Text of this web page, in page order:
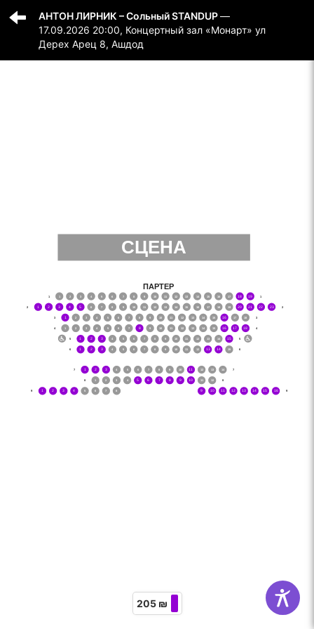
АНТОН ЛИРНИК – Сольный STANDUP—
17.09.2026 20:00, Концертный зал «Монарт» ул
Дерех Арец 8, Ашдод
ПАРТЕР
СЦЕНА
‌1 1 2 3 4 5 6 7 8 9 10 11 12 13 14 15 16 17 18 19 ‌1
‌2 1 2 3 4 5 6 7 8 9 10 11 12 13 14 15 16 17 18 19 ‌2
20 21 22 23
‌3 1 2 3 4 5 6 7 8 9 10 11 12 13 14 15 16 17 18 ‌3
‌4 1 2 3 4 5 6 7 8 9 10 11 12 13 14 15 16 17 18 ‌4
‌5 1 2 3 4 5 6 7 8 9 10 11 12 13 14 15 ‌5
‌6 1 2 3 4 5 6 7 10 11 12 13 14 15 ‌6
‌7 1 2 3 4 5 6 7 8 9 10 11 12 13 14 ‌7
‌8 1 2 3 4 5 6 7 8 9 10 11 12 ‌8
‌9 1 2 3 4 5 6 7 ‌9
9 10 11 12 13 14 15 16
1נ 16נ
205 ₪